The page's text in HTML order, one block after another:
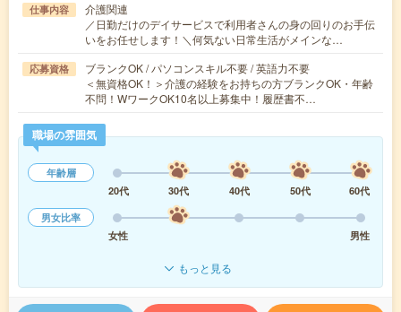
仕事内容
介護関連
／日勤だけのデイサービスで利用者さんの身の回りのお手伝
いをお任せします！＼何気ない日常生活がメインな…
応募資格
ブランクOK / パソコンスキル不要 / 英語力不要
＜無資格OK！＞介護の経験をお持ちの方ブランクOK・年齢
不問！WワークOK10名以上募集中！履歴書不…
職場の雰囲気
年齢層
20代
30代 40代 50代
60代
男女比率
女性
男性
もっと見る